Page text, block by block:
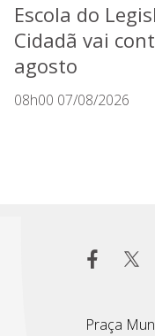
Escola do
Cidadã vai
agosto
08h00 07/08/2026
Praça